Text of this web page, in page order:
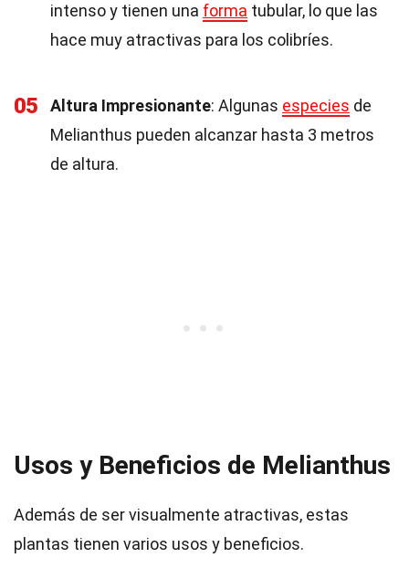
intenso y tienen una forma tubular, lo que las
hace muy atractivas para los colibríes.
05 Altura Impresionante: Algunas especies de
Melianthus pueden alcanzar hasta 3 metros
de altura.
Usos y Beneficios de Melianthus
Además de ser visualmente atractivas, estas
plantas tienen varios usos y beneficios.